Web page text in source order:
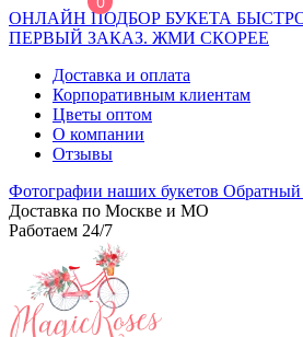
ОНЛАЙН ПОДБОР БУКЕТА
ПЕРВЫЙ ЗАКАЗ. ЖМИ СКОРЕЕ
Доставка и оплата
Корпоративным клиентам
Цветы оптом
О компании
Отзывы
Фотографии наших букетов Обратный
Доставка по Москве и МО
Работаем 24/7